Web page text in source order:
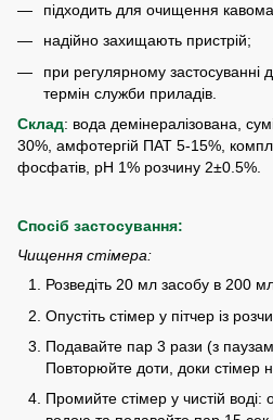
підходить для очищення
надійно захищають пристрій;
при регулярному застосуванні
термін служби приладів.
Склад: вода демінералізована,
30%, амфотергій ПАТ 5-15%,
фосфатів, pH 1% розчину 2±0.5%.
Спосіб застосування:
Чищення стімера:
Розведіть 20 мл засобу в 200 мл
Опустіть стімер у пітчер із
Подавайте пар 3 рази (з
Повторюйте доти, доки стімер
Промийте стімер у чистій воді: